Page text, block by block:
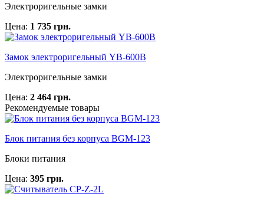
Электроригельные замки
Цена: 1 735 грн.
Замок электроригельный YB-600B
Электроригельные замки
Цена: 2 464 грн.
Рекомендуемые товары
Блок питания без корпуса BGM-123
Блоки питания
Цена: 395 грн.